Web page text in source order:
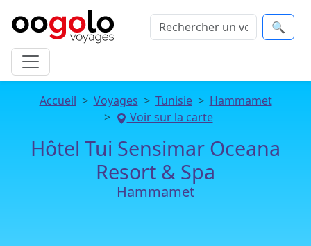
🔍
Accueil Voyages Tunisie
Hammamet
Voir sur la carte
Hôtel Tui Sensimar Oceana
Resort & Spa
Hammamet